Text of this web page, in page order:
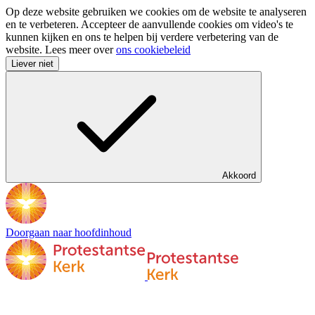
Op deze website gebruiken we cookies om de website te analyseren
en te verbeteren. Accepteer de aanvullende cookies om video's te
kunnen kijken en ons te helpen bij verdere verbetering van de
website. Lees meer overons cookiebeleid
Liever niet
Akkoord
Doorgaan naar hoofdinhoud